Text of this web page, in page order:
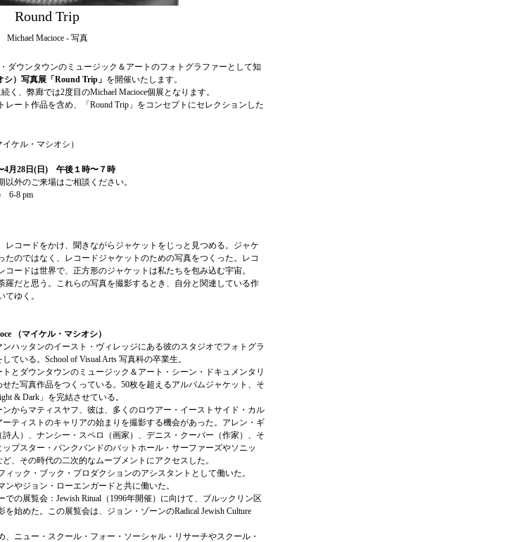
Round Trip
Michael Macioce - 写真
ダウンタウンのミュージック＆アートのフォトグラファーとして知
）写真展「Round Trip」 を開催いたします。
続く、弊廊では2度目のMichael Macioce個展となります。
ート作品を含め、「Round Trip」をコンセプトにセレクションした
イケル・マシオシ）
(日) 午後１時〜７時
場はご相談ください。
6-8 pm
レコードをかけ、聞きながらジャケットをじっと見つめる。ジャケ
たのではなく、レコードジャケットのための写真をつくった。レコ
ードは世界で、正方形のジャケットは私たちを包み込む宇宙。
羅だと思う。これらの写真を撮影するとき、自分と関連している作
ゆく。
（マイケル・マシオシ）
ンハッタンのイースト・ヴィレッジにある彼のスタジオでフォトグラ
ている。School of Visual Arts 写真科の卒業生。
トとダウンタウンのミュージック＆アート・シーン・ドキュメンタリ
せた写真作品をつくっている。50枚を超えるアルバムジャケット、そ
& Dark」を完結させている。
ンからマティスヤフ、彼は、多くのロウアー・イーストサイド・カル
ーティストのキャリアの始まりを撮影する機会があった。アレン・ギ
詩人）、ナンシー・スペロ（画家）、デニス・クーパー（作家）、そ
ップスター・パンクバンドのバットホール・サーファーズやソニッ
、その時代の二次的なムーブメントにアクセスした。
ック・ブック・プロダクションのアシスタントとして働いた。
やジョン・ローエンガードと共に働いた。
の展覧会：Jewish Ritual（1996年開催）に向けて、ブルックリン区
始めた。この展覧会は、ジョン・ゾーンのRadical Jewish Culture
、ニュー・スクール・フォー・ソーシャル・リサーチやスクール・